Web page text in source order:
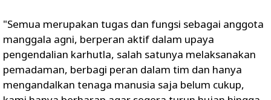
"Semua merupakan tugas dan fungsi sebagai anggota
manggala agni, berperan aktif dalam upaya
pengendalian karhutla, salah satunya melaksanakan
pemadaman, berbagi peran dalam tim dan hanya
mengandalkan tenaga manusia saja belum cukup,